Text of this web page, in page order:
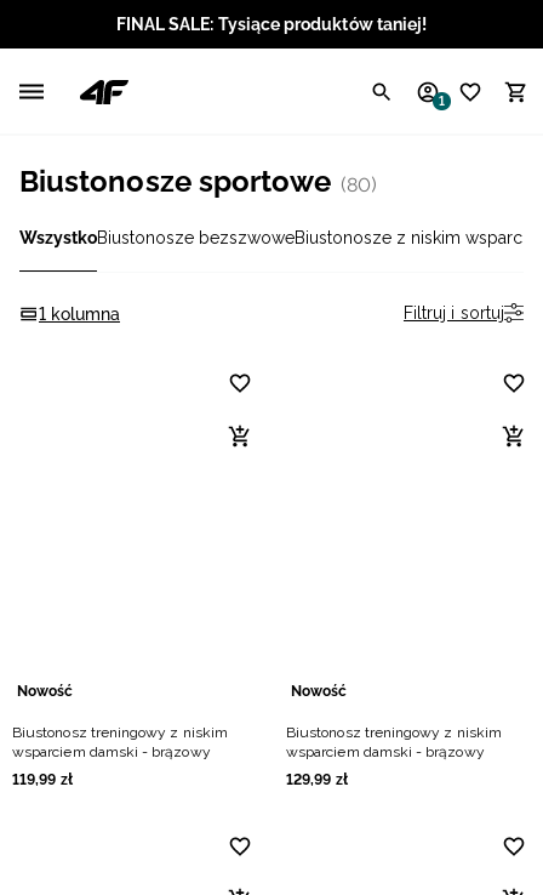
FINAL SALE: Tysiące produktów taniej!
1
Biustonosze sportowe (80)
WszystkoBiustonosze bezszwoweBiustonosze z niskim
1 kolumna Filtruj i sortuj
Nowość
Biustonosz treningowy z niskim
wsparciem damski - brązowy
119,99 zł
Nowość
Biustonosz treningowy z niskim
wsparciem damski - brązowy
129,99 zł
Angielski / USD
Angielski / GBP
Chorwacki / EUR
Słowacki / EUR
Ukraiński / UAH